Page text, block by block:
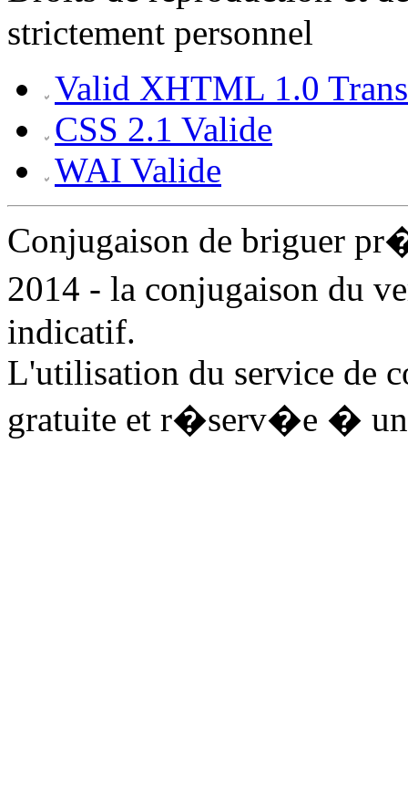
strictement personnel
Valid XHTML 1.0
CSS 2.1 Valide
WAI Valide
Conjugaison de briguer
2014 - la conjugaison du
indicatif.
L'utilisation du service de
gratuite et r�serv�e � un